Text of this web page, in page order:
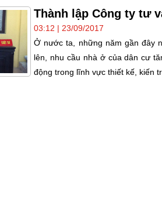
Thành lập Công ty tư
03:12 | 23/09/2017
Ở nước ta, những năm gần đây
lên, nhu cầu nhà ở của dân cư
động trong lĩnh vực thiết kế, kiến